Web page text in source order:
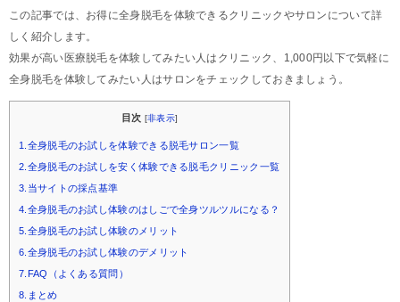
この記事では、お得に全身脱毛を体験できるクリニックやサロンについて詳
しく紹介します。
効果が高い医療脱毛を体験してみたい人はクリニック、1,000円以下で気軽に
全身脱毛を体験してみたい人はサロンをチェックしておきましょう。
目次 [非表示]
1.全身脱毛のお試しを体験できる脱毛サロン一覧
2.全身脱毛のお試しを安く体験できる脱毛クリニック一覧
3.当サイトの採点基準
4.全身脱毛のお試し体験のはしごで全身ツルツルになる？
5.全身脱毛のお試し体験のメリット
6.全身脱毛のお試し体験のデメリット
7.FAQ（よくある質問）
8.まとめ